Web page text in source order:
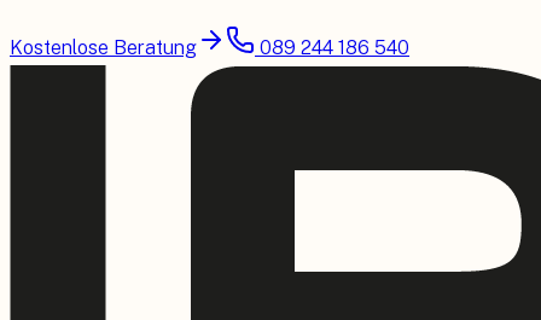
Kostenlose Beratung 089 244 186 540